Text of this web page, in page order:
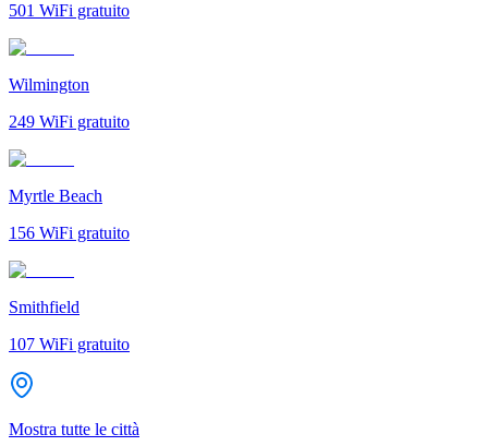
501 WiFi gratuito
Wilmington
249 WiFi gratuito
Myrtle Beach
156 WiFi gratuito
Smithfield
107 WiFi gratuito
Mostra tutte le città